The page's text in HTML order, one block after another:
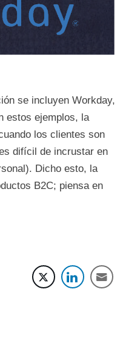
se incluyen Workday,
estos ejemplos, la
los clientes son
difícil de incrustar en
Dicho esto, la
B2C; piensa en